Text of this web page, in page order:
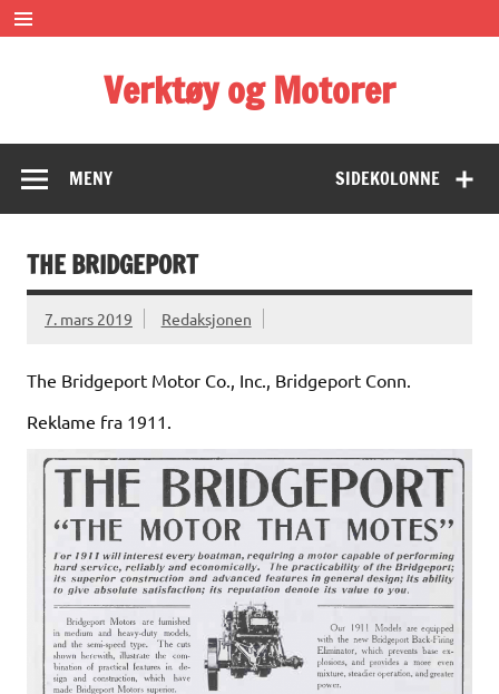
Skip
to
content
Verktøy og Motorer
SIDEKOLONNE
MENY
THE BRIDGEPORT
7. mars 2019 Redaksjonen
The Bridgeport Motor Co., Inc., Bridgeport Conn.
Reklame fra 1911.